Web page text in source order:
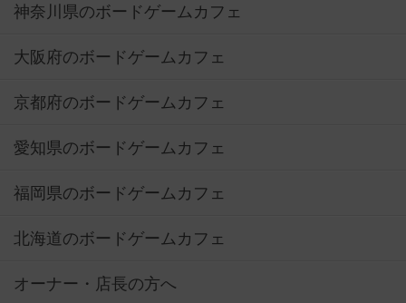
神奈川県のボードゲームカフェ
大阪府のボードゲームカフェ
京都府のボードゲームカフェ
愛知県のボードゲームカフェ
福岡県のボードゲームカフェ
北海道のボードゲームカフェ
オーナー・店長の方へ